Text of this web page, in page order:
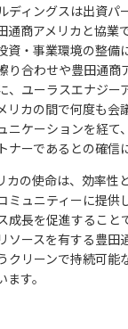
ディングスは出資パ
商アメリカと協業
資・事業環境の整備
り合わせや豊田通商
、ユーラスエナジー
リカの間で何度も会
ニケーションを経て
ーであるとの確信
カの使命は、効率性
ミュニティーに提供
成長を促進すること
ソースを有する豊田
クリーンで持続可能
す。